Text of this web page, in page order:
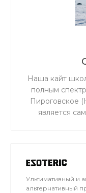
Наша кайт
полным
Пироговское
является
льду мокро
Ультимативный и
альтернативный